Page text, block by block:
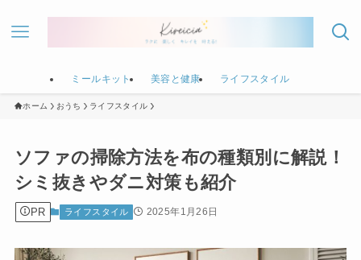
ミールキット 美容と健康 ライフスタイル
ホーム おうち ライフスタイル
ソファの掃除方法を布の種類別に解説！
シミ抜きやダニ対策も紹介
PR ライフスタイル 2025年1月26日